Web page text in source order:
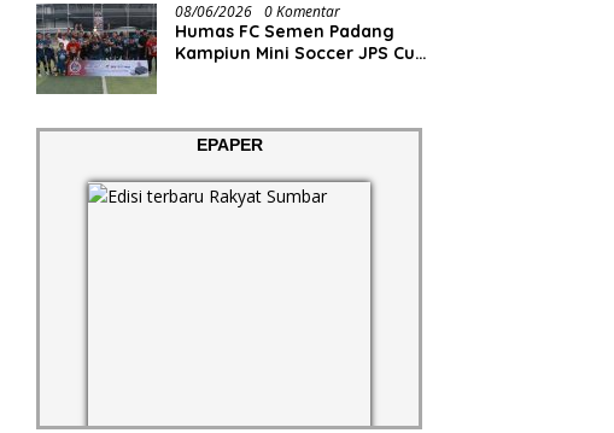
08/06/2026 0 Komentar
Humas FC Semen Padang
Kampiun Mini Soccer JPS Cup
EPAPER